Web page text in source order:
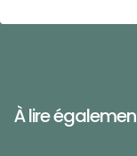
À lire